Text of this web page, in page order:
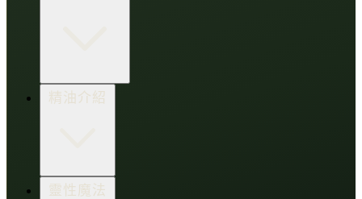
香氛調頻術
生活點子王
精油介紹
木質類
靈性魔法